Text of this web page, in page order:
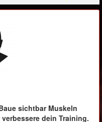
sichtbar Muskeln
dein Training.